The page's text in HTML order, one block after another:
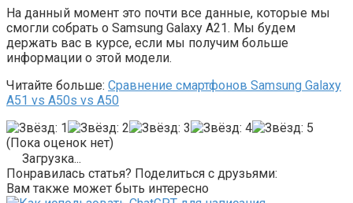
На данный момент это почти все данные, которые мы
смогли собрать о Samsung Galaxy A21. Мы будем
держать вас в курсе, если мы получим больше
информации о этой модели.
Читайте больше: Сравнение смартфонов Samsung Galaxy
A51 vs A50s vs A50
(Пока оценок нет)
Загрузка...
Понравилась статья? Поделиться с друзьями:
Вам также может быть интересно